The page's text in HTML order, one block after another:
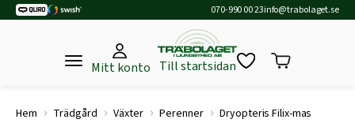
070-990 00 23info@trabolaget.se
Mitt konto Till startsidan
Hem › Trädgård › Växter › Perenner › Dryopteris Filix-mas